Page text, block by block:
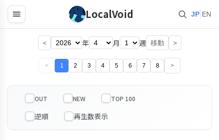
LocalVoid JP EN
< 年 月 週 移動 >
< 1 2 3 4 5 6 7 8 >
OUT NEW TOP 100